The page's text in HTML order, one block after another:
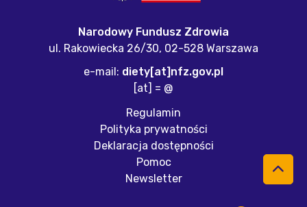
Narodowy Fundusz Zdrowia
ul. Rakowiecka 26/30, 02-528 Warszawa
e-mail: diety[at]nfz.gov.pl
[at] = @
Regulamin
Polityka prywatności
Deklaracja dostępności
Pomoc
Newsletter